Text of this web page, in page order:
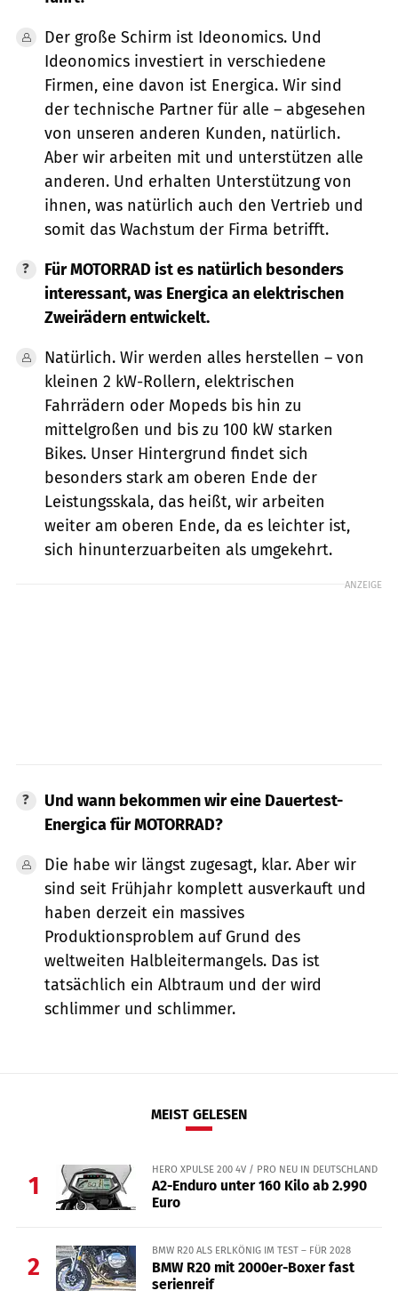
Der große Schirm ist Ideonomics. Und
Ideonomics investiert in verschiedene
Firmen, eine davon ist Energica. Wir sind
der technische Partner für alle – abgesehen
von unseren anderen Kunden, natürlich.
Aber wir arbeiten mit und unterstützen alle
anderen. Und erhalten Unterstützung von
ihnen, was natürlich auch den Vertrieb und
somit das Wachstum der Firma betrifft.
Für MOTORRAD ist es natürlich besonders
interessant, was Energica an elektrischen
Zweirädern entwickelt.
Natürlich. Wir werden alles herstellen – von
kleinen 2 kW-Rollern, elektrischen
Fahrrädern oder Mopeds bis hin zu
mittelgroßen und bis zu 100 kW starken
Bikes. Unser Hintergrund findet sich
besonders stark am oberen Ende der
Leistungsskala, das heißt, wir arbeiten
weiter am oberen Ende, da es leichter ist,
sich hinunterzuarbeiten als umgekehrt.
ANZEIGE
Und wann bekommen wir eine Dauertest-
Energica für MOTORRAD?
Die habe wir längst zugesagt, klar. Aber wir
sind seit Frühjahr komplett ausverkauft und
haben derzeit ein massives
Produktionsproblem auf Grund des
weltweiten Halbleitermangels. Das ist
tatsächlich ein Albtraum und der wird
schlimmer und schlimmer.
MEIST GELESEN
1
HERO XPULSE 200 4V / PRO NEU IN DEUTSCHLAND
A2-Enduro unter 160 Kilo ab 2.990
Euro
2
BMW R20 ALS ERLKÖNIG IM TEST – FÜR 2028
BMW R20 mit 2000er-Boxer fast
serienreif